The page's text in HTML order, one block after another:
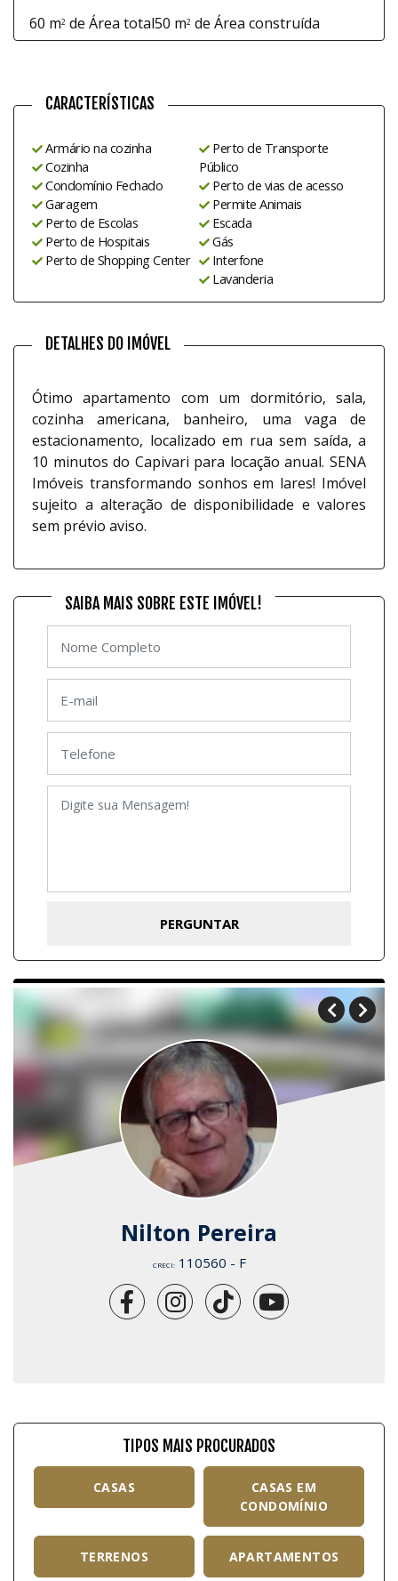
60 m2 de Área total50 m2 de Área construída
CARACTERÍSTICAS
Armário na cozinha
Cozinha
Condomínio Fechado
Garagem
Perto de Escolas
Perto de Hospitais
Perto de Shopping Center
Perto de Transporte
Público
Perto de vias de acesso
Permite Animais
Escada
Gás
Interfone
Lavanderia
DETALHES DO IMÓVEL
Ótimo apartamento com um dormitório, sala,
cozinha americana, banheiro, uma vaga de
estacionamento, localizado em rua sem saída, a
10 minutos do Capivari para locação anual. SENA
Imóveis transformando sonhos em lares! Imóvel
sujeito a alteração de disponibilidade e valores
sem prévio aviso.
SAIBA MAIS SOBRE ESTE IMÓVEL!
Nilton Pereira
CRECI:110560 - F
TIPOS MAIS PROCURADOS
CASAS
CASAS EM
CONDOMÍNIO
TERRENOS APARTAMENTOS